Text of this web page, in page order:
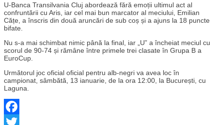
U-Banca Transilvania Cluj abordează fără emoții ultimul act al
confruntării cu Aris, iar cel mai bun marcator al meciului, Emilian
Cățe, a înscris din două aruncări de sub coș și a ajuns la 18 puncte
bifate.
Nu s-a mai schimbat nimic până la final, iar „U” a încheiat meciul cu
scorul de 90-74 și rămâne între primele trei clasate în Grupa B a
EuroCup.
Următorul joc oficial oficial pentru alb-negri va avea loc în
campionat, sâmbătă, 13 ianuarie, de la ora 12:00, la București, cu
Laguna.
Facebook